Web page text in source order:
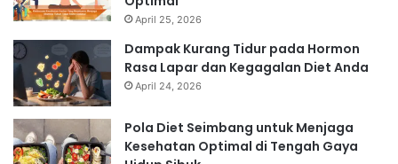
April 25, 2026
Dampak Kurang Tidur pada Hormon
Rasa Lapar dan Kegagalan Diet Anda
April 24, 2026
Pola Diet Seimbang untuk Menjaga
Kesehatan Optimal di Tengah Gaya